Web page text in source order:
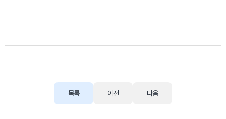
목록 이전 다음